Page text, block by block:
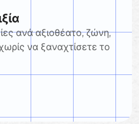
ανά αξιοθέατο, ζώνη,
να ξαναχτίσετε το